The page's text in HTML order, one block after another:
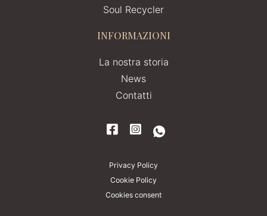
Soul Recycler
INFORMAZIONI
La nostra storia
News
Contatti
Privacy Policy
Cookie Policy
Cookies consent